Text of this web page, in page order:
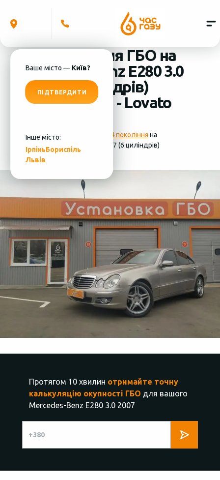
Ваше місто — Київ?
ПІДТВЕРДИТИ
Інше місто:
ІрпіньБориспіль
Львів
Встановлення ГБО на
Mercedes-Benz E280 3.0
2007 (6 циліндрів)
система ГБО - Lovato
Фотографії установки ГБО 4 покоління на
Mercedes-Benz E280 3.0 2007 (6 циліндрів)
Протягом 10 хвилин отримайте точну
калькуляцію окупності ГБО для вашого
Mercedes-Benz E280 3.0 2007